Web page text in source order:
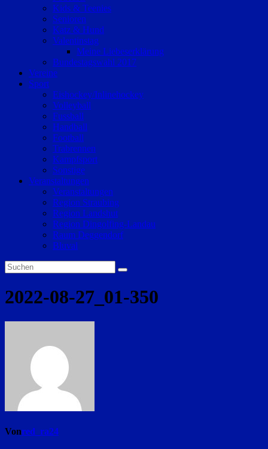
Kids & Teenies
Senioren
Katz & Hund
Valentinstag
Meine Liebeserklärung
Bundestagswahl 2017
Vereine
Sport
Eishockey/Inlinehockey
Volleyball
Fussball
Handball
Football
Trabrennen
Kampfsport
Sonstige
Veranstaltungen
Veranstaltungen
Region Straubing
Region Landshut
Region Dingolfing-Landau
Raum Deggendorf
Bluval
2022-08-27_01-350
Vonred_ra24